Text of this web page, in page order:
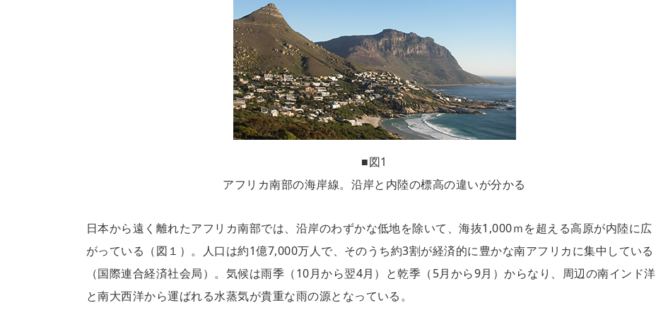
■図1
アフリカ南部の海岸線。沿岸と内陸の標高の違いが分かる
日本から遠く離れたアフリカ南部では、沿岸のわずかな低地を除いて、海抜1,000ｍを超える高原が内陸に広
がっている（図１）。人口は約1億7,000万人で、そのうち約3割が経済的に豊かな南アフリカに集中している
（国際連合経済社会局）。気候は雨季（10月から翌4月）と乾季（5月から9月）からなり、周辺の南インド洋
と南大西洋から運ばれる水蒸気が貴重な雨の源となっている。